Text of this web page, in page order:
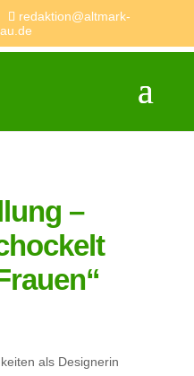
redaktion@altmark-
–
als Designerin